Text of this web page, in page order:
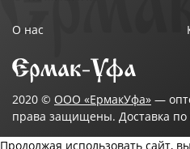
О нас
2020 © ООО «ЕрмакУфа» —
права защищены. Доставка по
Продолжая использовать сайт,